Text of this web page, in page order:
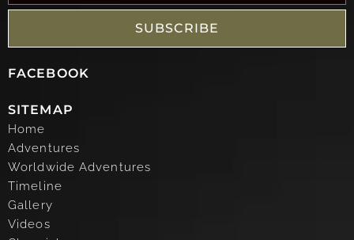
SUBSCRIBE
FACEBOOK
SITEMAP
Home
Adventures
Worldwide Adventures
Timeline
Gallery
Videos